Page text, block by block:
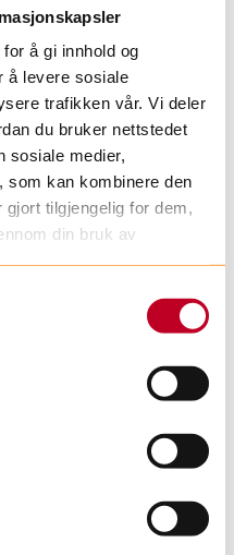
å gi innhold og
å levere sosiale
trafikken vår. Vi deler
du bruker nettstedet
sosiale medier,
som kan kombinere den
tilgjengelig for dem,
din bruk av
rolle i
og pusterom
alvorlig
de er – enten
og livskraft
omsorg